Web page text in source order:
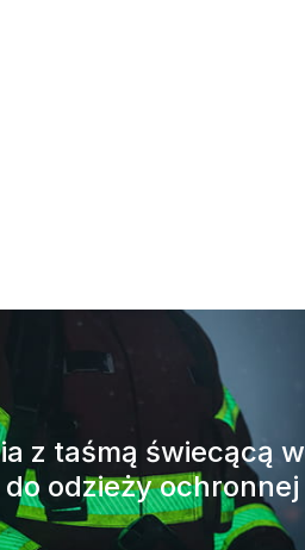
z taśmą świecącą w
odzieży ochronnej